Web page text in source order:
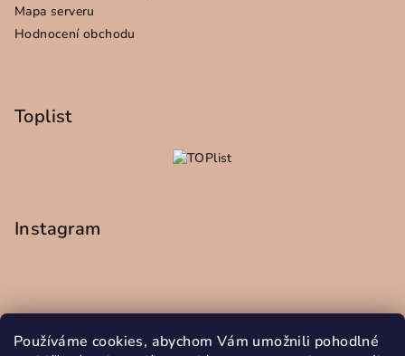
Používáme cookies, abychom Vám umožnili pohodlné
Mapa serveru
Hodnocení obchodu
Toplist
Instagram